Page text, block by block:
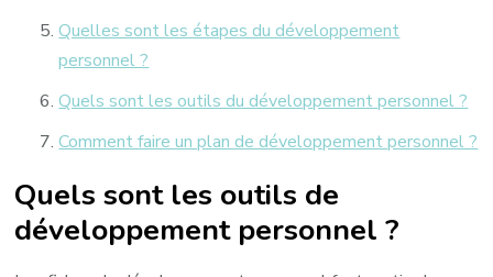
Quelles sont les étapes du développement
personnel ?
Quels sont les outils du développement personnel ?
Comment faire un plan de développement personnel ?
Quels sont les outils de
développement personnel ?